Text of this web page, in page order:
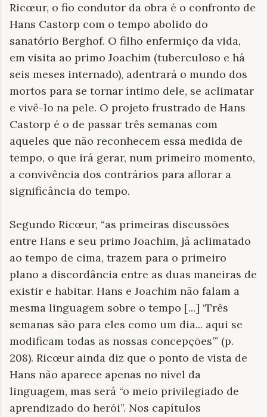
Ricœur, o fio condutor da obra é o confronto de
Hans Castorp com o tempo abolido do
sanatório Berghof. O filho enfermiço da vida,
em visita ao primo Joachim (tuberculoso e há
seis meses internado), adentrará o mundo dos
mortos para se tornar íntimo dele, se aclimatar
e vivê-lo na pele. O projeto frustrado de Hans
Castorp é o de passar três semanas com
aqueles que não reconhecem essa medida de
tempo, o que irá gerar, num primeiro momento,
a convivência dos contrários para aflorar a
significância do tempo.
Segundo Ricœur, “as primeiras discussões
entre Hans e seu primo Joachim, já aclimatado
ao tempo de cima, trazem para o primeiro
plano a discordância entre as duas maneiras de
existir e habitar. Hans e Joachim não falam a
mesma linguagem sobre o tempo [...] ‘Três
semanas são para eles como um dia... aqui se
modificam todas as nossas concepções’” (p.
208). Ricœur ainda diz que o ponto de vista de
Hans não aparece apenas no nível da
linguagem, mas será “o meio privilegiado de
aprendizado do herói”. Nos capítulos